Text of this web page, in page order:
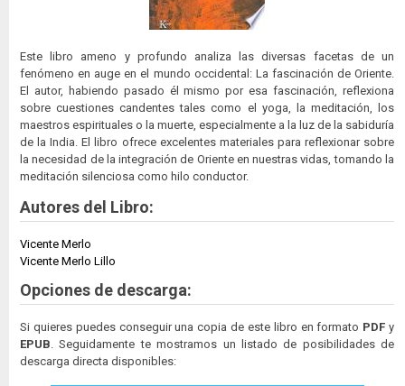
Este libro ameno y profundo analiza las diversas facetas de un
fenómeno en auge en el mundo occidental: La fascinación de Oriente.
El autor, habiendo pasado él mismo por esa fascinación, reflexiona
sobre cuestiones candentes tales como el yoga, la meditación, los
maestros espirituales o la muerte, especialmente a la luz de la sabiduría
de la India. El libro ofrece excelentes materiales para reflexionar sobre
la necesidad de la integración de Oriente en nuestras vidas, tomando la
meditación silenciosa como hilo conductor.
Autores del Libro:
Vicente Merlo
Vicente Merlo Lillo
Opciones de descarga:
Si quieres puedes conseguir una copia de este libro en formato PDF y
EPUB . Seguidamente te mostramos un listado de posibilidades de
descarga directa disponibles: